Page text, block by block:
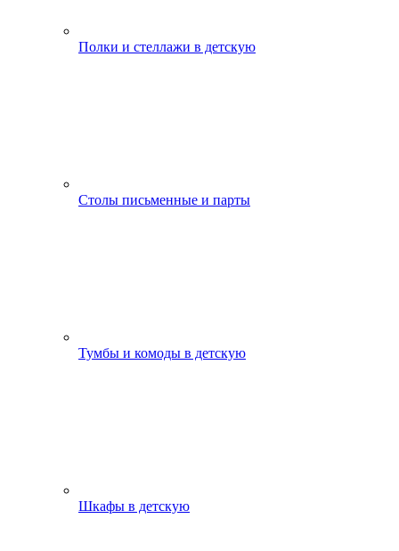
Полки и стеллажи в детскую
Столы письменные и парты
Тумбы и комоды в детскую
Шкафы в детскую